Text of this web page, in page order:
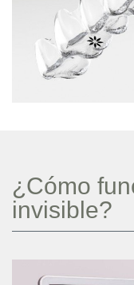
¿Cómo
invisible?